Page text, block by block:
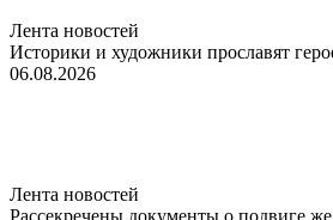
Лента новостей
Историки и художники прославят
06.08.2026
Лента новостей
Рассекречены документы о подвиге